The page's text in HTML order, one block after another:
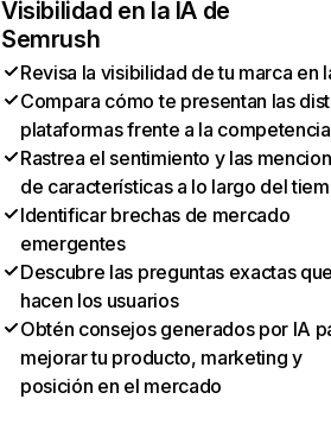
Visibilidad en la IA de
Semrush
Revisa la visibilidad de tu marca en
Compara cómo te presentan las
plataformas frente a la competencia
Rastrea el sentimiento y las
de características a lo largo del
Identificar brechas de mercado
emergentes
Descubre las preguntas exactas
hacen los usuarios
Obtén consejos generados por IA
mejorar tu producto, marketing y
posición en el mercado